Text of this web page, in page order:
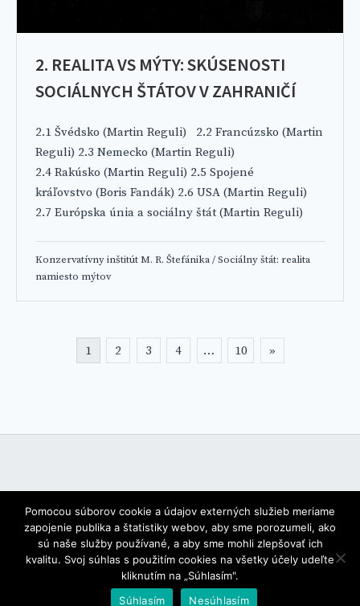
2. REALITA VS MÝTY: SKÚSENOSTI
SOCIÁLNYCH ŠTÁTOV V ZAHRANIČÍ
2.1 Švédsko (Martin Reguli) 2.2 Francúzsko (Martin
Reguli) 2.3 Nemecko (Martin Reguli)
2.4 Rakúsko (Martin Reguli) 2.5 Spojené
kráľovstvo (Boris Fandák) 2.6 USA (Martin Reguli)
2.7 Európska únia a sociálny štát (Martin Reguli)
Konzervatívny inštitút M. R. Štefánika/Sociálny štát: realita
namiesto mýtov
Stránkovanie
1 2 3 4 … 10 »
Copyright © 2026,Búranie mýtov
Pomocou súborov cookie a údajov externých služieb meriame
zapojenie publika a štatistiky webov, aby sme porozumeli, ako
sú naše služby používané, a aby sme mohli zlepšovať ich
kvalitu. Svoj súhlas s použitím cookies na všetky účely udeľte
kliknutím na „Súhlasím".
Súhlasím
Nesúhlasím